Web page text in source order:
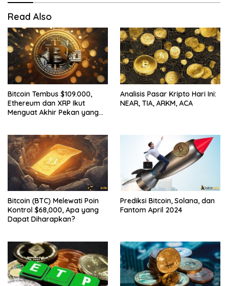
Read Also
Bitcoin Tembus $109.000,
Ethereum dan XRP Ikut
Menguat Akhir Pekan yang
Analisis Pasar Kripto Hari Ini:
NEAR, TIA, ARKM, ACA
Bitcoin (BTC) Melewati Poin
Kontrol $68,000, Apa yang
Dapat Diharapkan?
Prediksi Bitcoin, Solana, dan
Fantom April 2024